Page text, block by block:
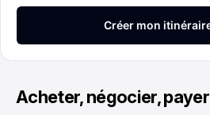
Acheter, négocier, payer